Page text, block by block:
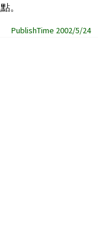
。
PublishTime 2002/5/24